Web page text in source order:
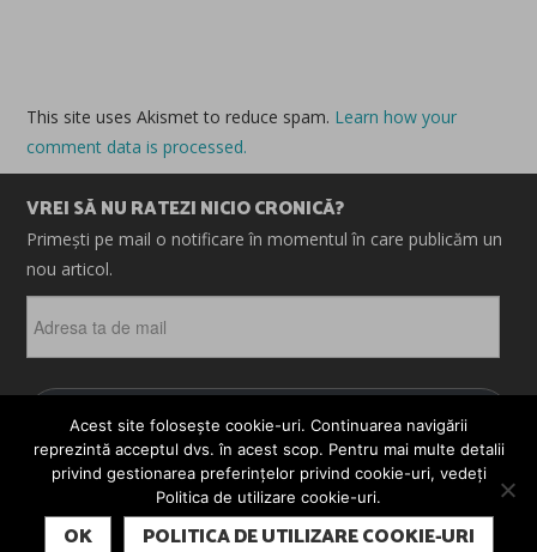
This site uses Akismet to reduce spam. Learn how your
comment data is processed.
VREI SĂ NU RATEZI NICIO CRONICĂ?
Primești pe mail o notificare în momentul în care publicăm un
nou articol.
ta
de
ABONEAZĂ-TE
© 2026 CRONICI. SATIRE. ȘARJE. TOATE DREPTURILE
REZERVATE. CRONICI.RO ESTE UN PROIECT MESTER
SUBSCRIBE
Acest site folosește cookie-uri. Continuarea navigării
reprezintă acceptul dvs. în acest scop. Pentru mai multe detalii
privind gestionarea preferințelor privind cookie-uri, vedeți
Politica de utilizare cookie-uri.
OK POLITICA DE UTILIZARE COOKIE-URI